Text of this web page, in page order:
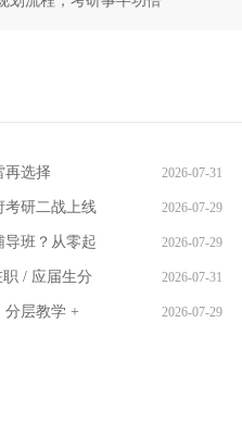
再选择 2026-07-31
考研二战上线 2026-07-29
导班？从零起 2026-07-29
/ 应届生分 2026-07-31
分层教学 + 2026-07-29